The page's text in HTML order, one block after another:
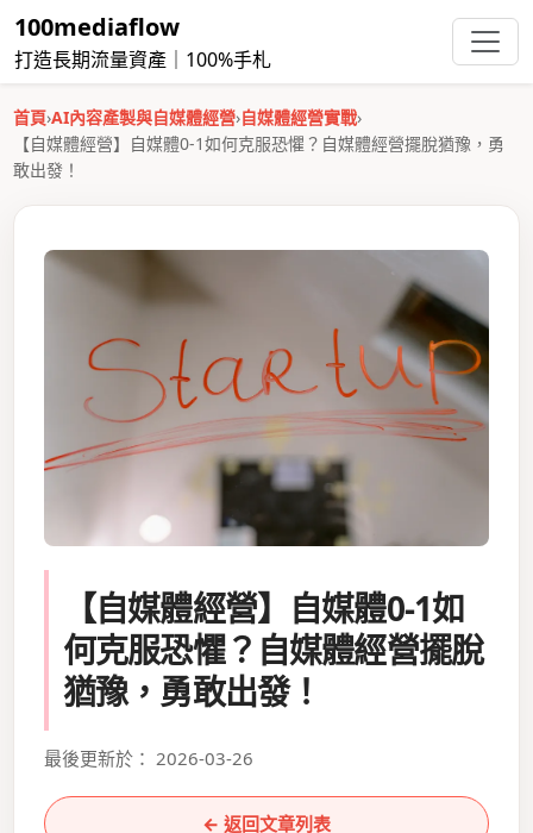
100mediaflow
打造長期流量資產｜100%手札
首頁›AI內容產製與自媒體經營›自媒體經營實戰›
【自媒體經營】自媒體0-1如何克服恐懼？自媒體經營擺脫猶豫，勇
敢出發！
【自媒體經營】自媒體0-1如
何克服恐懼？自媒體經營擺脫
猶豫，勇敢出發！
最後更新於： 2026-03-26
← 返回文章列表